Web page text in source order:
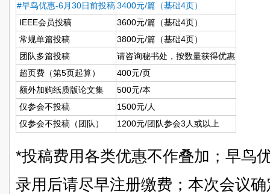
#早鸟优惠-6月30日前投稿3400元/篇（基础4页）
IEEE会员投稿
3600元/篇（基础4页）
常规单篇投稿
3800元/篇（基础4页）
团队多篇投稿
请咨询秘书处，按数量获得优惠
超页费（第5页起算）
400元/页
额外加购纸质版论文集
500元/本
仅参会不投稿
1500元/人
仅参会不投稿（团队）
1200元/团队参会3人或以上
*投稿费用各类优惠不作叠加；早鸟
录用后请尽早注册缴费；本次会议